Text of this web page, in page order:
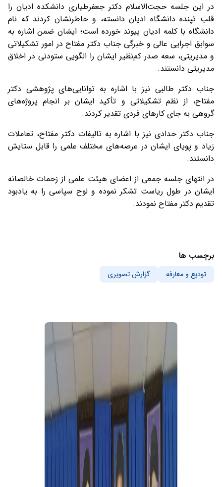
در این جلسه حجت‌الاسلام دکتر جعفرطیاری دانشکده ادیان را
قلب تپنده دانشگاه ادیان دانسته، و خاطرنشان کردند که نام
دانشگاه با کلمه ادیان پیوند خورده است؛ ایشان ضمن اشاره به
سوابق اجرایی عالی و خبرگی جناب دکتر مفتاح در امور تشکیلاتی
و مدیریتی، سعه صدر کم‌نظیر ایشان را الگویی ستودنی در اخلاق
مدیریتی دانستند.
جناب دکتر طالبی نیز با اشاره به توانایی‌های پژوهشی دکتر
مفتاح، از نظم تشکیلاتی و تأکید ایشان بر انجام پروژه‌های
گروهی به جای کارهای فردی تقدیر کردند.
جناب دکتر حدادی نیز با اشاره به تالیفات دکتر مفتاح، تعاملات
زیاد و پویای ایشان در عرصه‌های مختلف علمی را قابل ستایش
دانستند.
در انتهای جلسه جمعی از اعضای هیئت علمی از زحمات خالصانه
ایشان در طول ریاست تشکر نموده و لوح سپاسی را به یادبود
تقدیم دکتر مفتاح نمودند.
برچسب ها
تودیع و معارفه گزارش تصویری